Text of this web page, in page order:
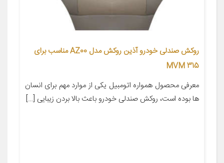
روکش صندلی خودرو آذین روکش مدل AZ00 مناسب برای
MVM 315
معرفی محصول همواره اتومبیل یکی از موارد مهم برای انسان
ها بوده است، روکش صندلی خودرو باعث بالا بردن زیبایی […]